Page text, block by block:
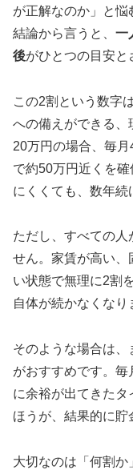
が正解なのか」と悩
結論から言うと、 一
後がひとつの目安と
この2割という数字
への備えができる、
20万円の場合、毎
で約50万円近くを
にくくても、数年続
ただし、すべての人
せん。家賃が高い、
い状態で無理に2割
自体が続かなくなり
そのような場合は、
がおすすめです。
に余裕が出てきたタ
ほうが、結果的に貯
大切なのは「何割